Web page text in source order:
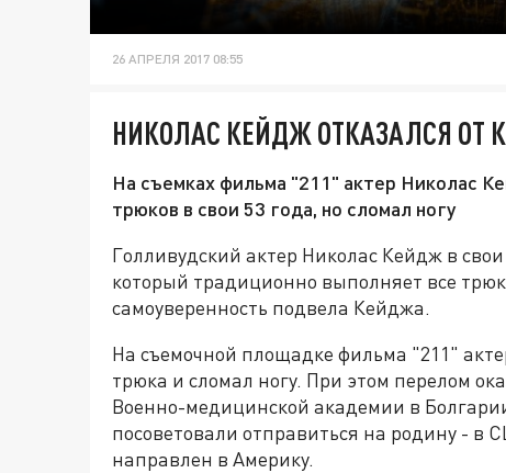
26 АПРЕЛЯ 2017 08:55
НИКОЛАС КЕЙДЖ ОТКАЗАЛСЯ ОТ
На съемках фильма "211" актер Николас
трюков в свои 53 года, но сломал ногу
Голливудский актер Николас Кейдж в
который традиционно выполняет все
самоуверенность подвела Кейджа.
На съемочной площадке фильма "211"
трюка и сломал ногу. При этом перелом
Военно-медицинской академии в
посоветовали отправиться на родину - в
направлен в Америку.